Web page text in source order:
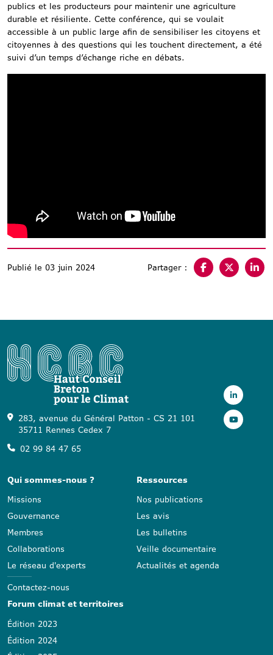
publics et les producteurs pour maintenir une agriculture
durable et résiliente. Cette conférence, qui se voulait
accessible à un public large afin de sensibiliser les citoyens et
citoyennes à des questions qui les touchent directement, a été
suivi d’un temps d’échange riche en débats.
Publié le 03 juin 2024 Partager :
283, avenue du Général Patton - CS 21 101
35711 Rennes Cedex 7
02 99 84 47 65
Qui sommes-nous ?
Missions
Gouvernance
Membres
Collaborations
Le réseau d'experts
Contactez-nous
Ressources
Nos publications
Les avis
Les bulletins
Veille documentaire
Actualités et agenda
Forum climat et territoires
Édition 2023
Édition 2024